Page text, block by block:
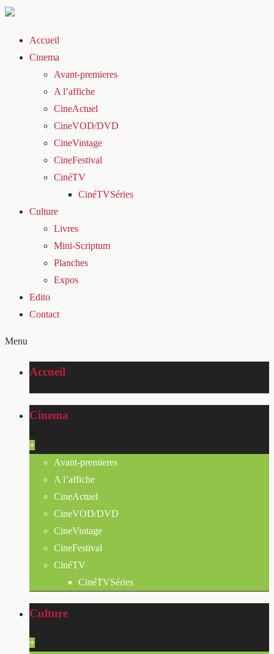
Accueil
Cinema
Avant-premieres
A l’affiche
CineActuel
CineVOD/DVD
CineVintage
CineFestival
CinéTV
CinéTVSéries
Culture
Livres
Mini-Scriptum
Planches
Expos
Edito
Contact
Menu
Accueil
Cinema
+
Avant-premieres
A l’affiche
CineActuel
CineVOD/DVD
CineVintage
CineFestival
CinéTV
CinéTVSéries
Culture
+